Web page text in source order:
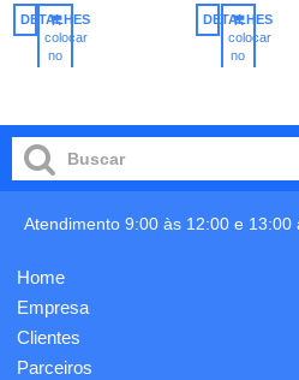
à
tiracolo
300D e
poliéster
reciclado
(100%
Possui
principal
frontal
co...
DETALHES
colocar
no
de ligar
e
desligar,
Micro
- Botão
DETALHES
colocar
no
Atendimento 9:00 às 12:00 e 13:00
Home
Empresa
Clientes
Parceiros